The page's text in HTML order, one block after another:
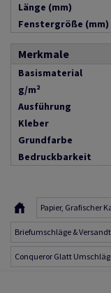
Länge (mm)
Fenstergröße (mm)
Merkmale
Basismaterial
g/m²
Ausführung
Kleber
Grundfarbe
Bedruckbarkeit
Papier, Grafischer
Briefumschläge &
Conqueror Glatt